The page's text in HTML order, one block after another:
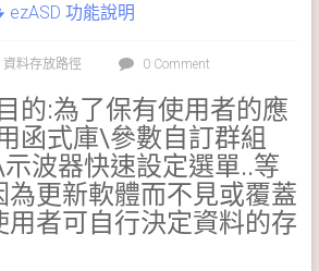
ezASD 功能說明
資料存放路徑 0 Comment
目的:為了保有使用者的應
函式庫\參數自訂群組
波器快速設定選單..等
為更新軟體而不見或覆蓋
用者可自行決定資料的存